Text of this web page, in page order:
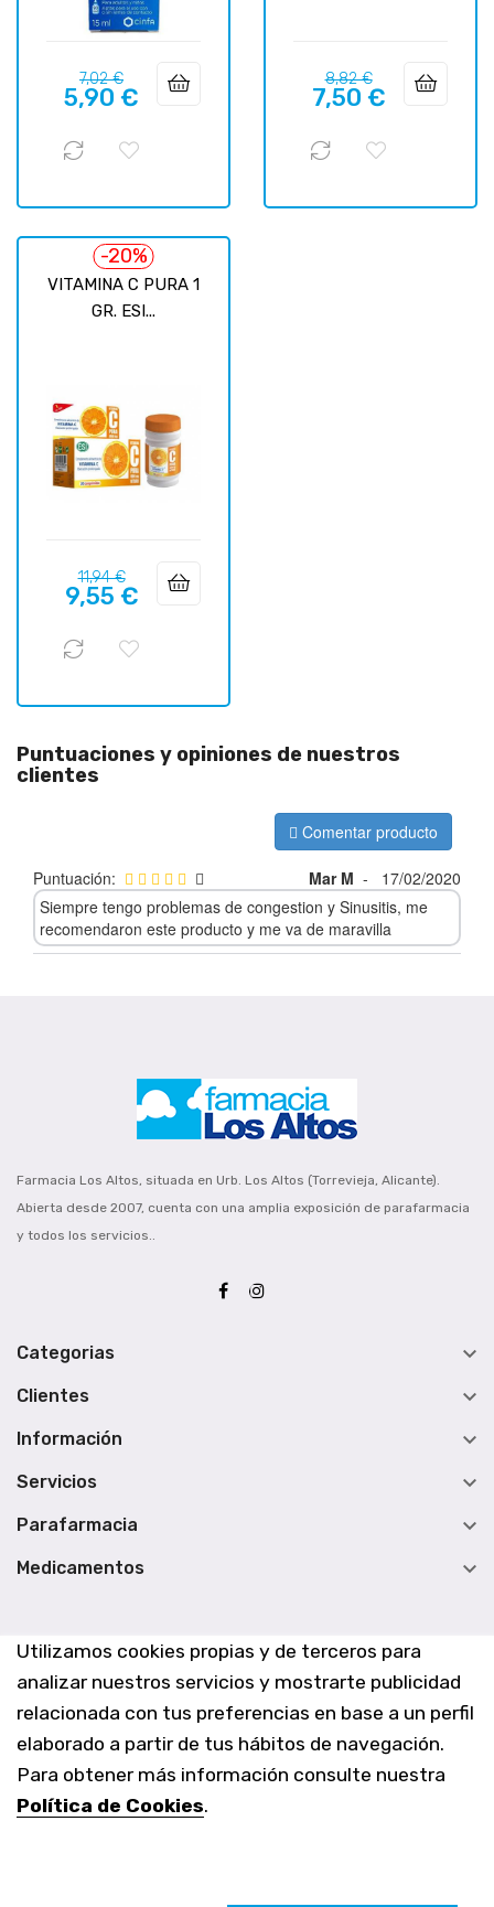
Utilizamos cookies propias y de terceros para
analizar nuestros servicios y mostrarte publicidad
relacionada con tus preferencias en base a un perfil
elaborado a partir de tus hábitos de navegación.
Para obtener más información consulte nuestra
Política de Cookies.
Precio
regular
7,02 €Precio
5,90 €
Precio
regular
8,82 €Precio
7,50 €
VITAMINA C PURA 1
GR. ESI...
-20%
Precio
regular
11,94 €Precio
9,55 €
Puntuaciones y opiniones de nuestros
clientes
Comentar producto
Puntuación: Mar M -
17/02/2020
Siempre tengo problemas de congestion y Sinusitis, me
recomendaron este producto y me va de maravilla
Farmacia Los Altos, situada en Urb. Los Altos (Torrevieja, Alicante).
Abierta desde 2007, cuenta con una amplia exposición de parafarmacia
y todos los servicios..
Categorias 
Clientes 
Información 
Servicios 
Parafarmacia 
Medicamentos 